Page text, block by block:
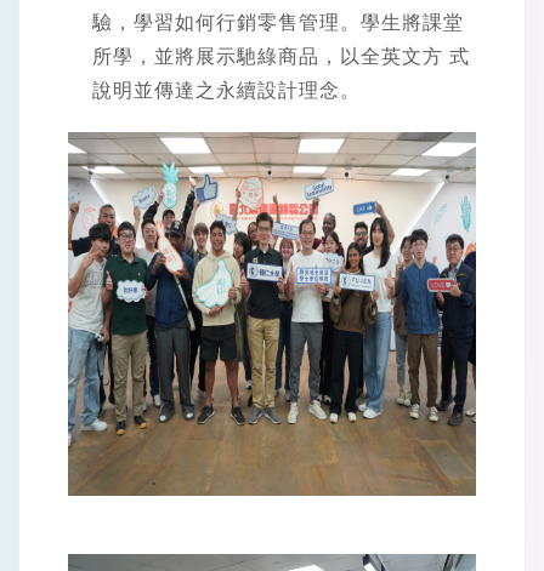
驗，學習如何行銷零售管理。學生將課堂
所學，並將展示馳綠商品，以全英文方 式
說明並傳達之永續設計理念。